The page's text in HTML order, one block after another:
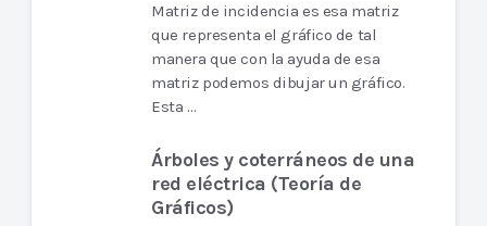
Matriz de incidencia es esa matriz
que representa el gráfico de tal
manera que con la ayuda de esa
matriz podemos dibujar un gráfico.
Esta …
Árboles y coterráneos de una
red eléctrica (Teoría de
Gráficos)